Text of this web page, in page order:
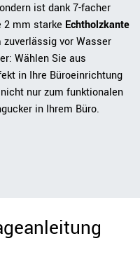
ist dank 7-facher
2 mm starke Echtholzkante
vor Wasser
Wählen Sie aus
in Ihre Büroeinrichtung
nur zum funktionalen
in Ihrem Büro.